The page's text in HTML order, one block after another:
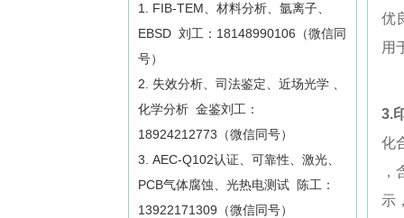
1. FIB-TEM、材料分析、氩离子、
EBSD 刘工：18148990106（微信同
号）
2. 失效分析、司法鉴定、近场光学 、
化学分析 金鉴刘工：
18924212773（微信同号）
3. AEC-Q102认证、可靠性、激光、
PCB气体腐蚀、光热电测试 陈工：
13922171309（微信同号）
优
用
3.
化
示